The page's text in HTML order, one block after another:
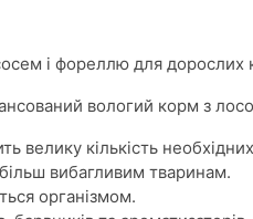
і фореллю для дорослих
вологий корм з
велику кількість
вибагливим тваринам.
організмом.